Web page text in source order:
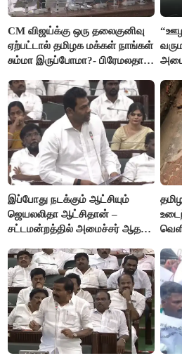
CM விஜய்க்கு ஒரு தலைகுனிவு
ஏற்பட்டால் தமிழக மக்கள் நாங்கள்
சும்மா இருப்போமா?- பிரேமலதா
இப்போது நடக்கும் ஆட்சியும்
ஜெயலலிதா ஆட்சிதான் –
சட்டமன்றத்தில் அமைச்சர் ஆதவ்